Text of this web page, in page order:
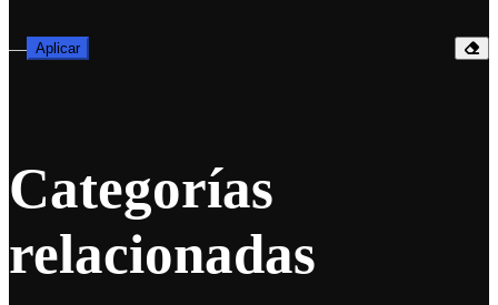
— Aplicar
Categorías
relacionadas